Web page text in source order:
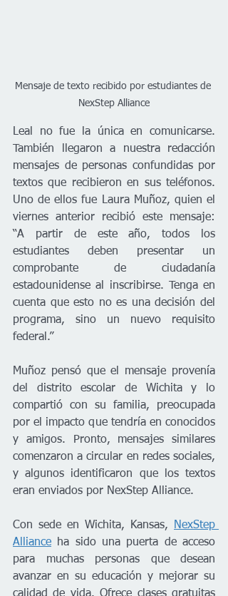
Mensaje de texto recibido por estudiantes de
NexStep Alliance
Leal no fue la única en comunicarse.
También llegaron a nuestra redacción
mensajes de personas confundidas por
textos que recibieron en sus teléfonos.
Uno de ellos fue Laura Muñoz, quien el
viernes anterior recibió este mensaje:
“A partir de este año, todos los
estudiantes deben presentar un
comprobante de ciudadanía
estadounidense al inscribirse. Tenga en
cuenta que esto no es una decisión del
programa, sino un nuevo requisito
federal.”
Muñoz pensó que el mensaje provenía
del distrito escolar de Wichita y lo
compartió con su familia, preocupada
por el impacto que tendría en conocidos
y amigos. Pronto, mensajes similares
comenzaron a circular en redes sociales,
y algunos identificaron que los textos
eran enviados por NexStep Alliance.
Con sede en Wichita, Kansas, NexStep
Alliance ha sido una puerta de acceso
para muchas personas que desean
avanzar en su educación y mejorar su